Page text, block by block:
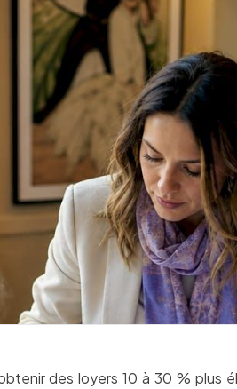
des loyers 10 à 30 %